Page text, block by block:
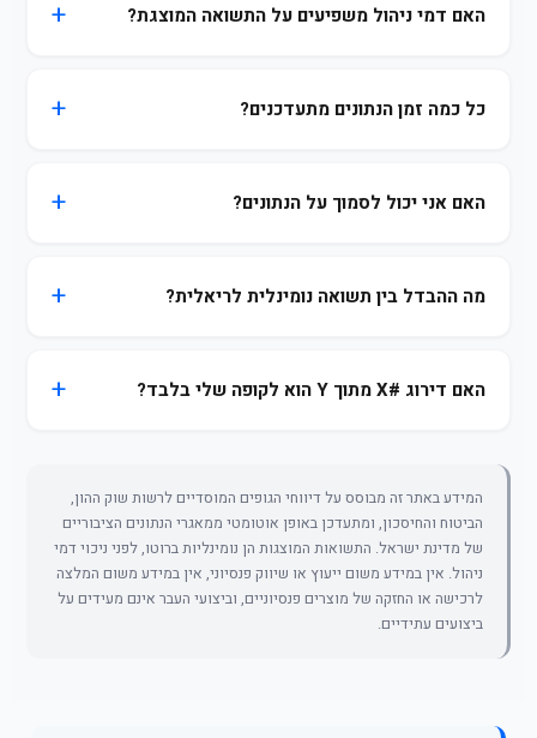
האם דמי ניהול משפיעים על התשואה המוצגת?
כל כמה זמן הנתונים מתעדכנים?
האם אני יכול לסמוך על הנתונים?
מה ההבדל בין תשואה נומינלית לריאלית?
האם דירוג #X מתוך Y הוא לקופה שלי בלבד?
המידע באתר זה מבוסס על דיווחי הגופים המוסדיים לרשות שוק ההון,
הביטוח והחיסכון, ומתעדכן באופן אוטומטי ממאגרי הנתונים הציבוריים
של מדינת ישראל. התשואות המוצגות הן נומינליות ברוטו, לפני ניכוי דמי
ניהול. אין במידע משום ייעוץ או שיווק פנסיוני, אין במידע משום המלצה
לרכישה או החזקה של מוצרים פנסיוניים, וביצועי העבר אינם מעידים על
ביצועים עתידיים.